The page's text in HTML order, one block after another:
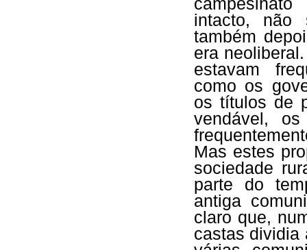
intacto, não
também
era
estavam
como os
os títulos de
vendável,
Mas estes
sociedade
parte do
antiga
claro que,
castas dividia